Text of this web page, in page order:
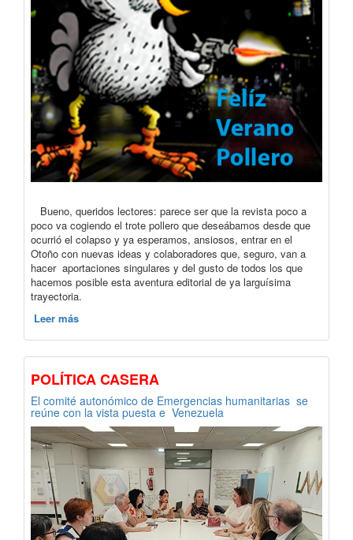
Bueno, queridos lectores: parece ser que la revista poco a
poco va cogiendo el trote pollero que deseábamos desde que
ocurrió el colapso y ya esperamos, ansiosos, entrar en el
Otoño con nuevas ideas y colaboradores que, seguro, van a
hacer aportaciones singulares y del gusto de todos los que
hacemos posible esta aventura editorial de ya larguísima
trayectoria.
Leer más
POLÍTICA CASERA
El comité autonómico de Emergencias humanitarias se
reúne con la vista puesta e Venezuela